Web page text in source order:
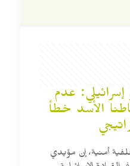
إسرائيلي: عدم
الأسد خطأ
أمنية، إن مؤيدي